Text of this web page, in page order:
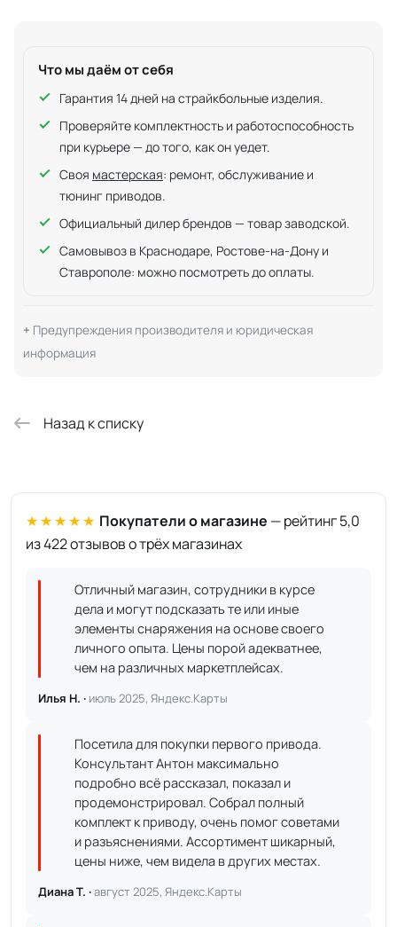
Что мы даём от себя
Гарантия 14 дней на страйкбольные изделия.
Проверяйте комплектность и работоспособность
при курьере — до того, как он уедет.
Своя мастерская: ремонт, обслуживание и
тюнинг приводов.
Официальный дилер брендов — товар заводской.
Самовывоз в Краснодаре, Ростове-на-Дону и
Ставрополе: можно посмотреть до оплаты.
Предупреждения производителя и юридическая
информация
Назад к списку
★★★★★ Покупатели о магазине — рейтинг 5,0
из 422 отзывов о трёх магазинах
Отличный магазин, сотрудники в курсе
дела и могут подсказать те или иные
элементы снаряжения на основе своего
личного опыта. Цены порой адекватнее,
чем на различных маркетплейсах.
Илья Н. · июль 2025, Яндекс.Карты
Посетила для покупки первого привода.
Консультант Антон максимально
подробно всё рассказал, показал и
продемонстрировал. Собрал полный
комплект к приводу, очень помог советами
и разъяснениями. Ассортимент шикарный,
цены ниже, чем видела в других местах.
Диана Т. ·август 2025, Яндекс.Карты